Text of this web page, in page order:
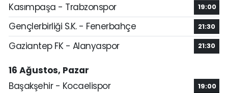
Kasımpaşa - Trabzonspor 19:00
Gençlerbirliği S.K. - Fenerbahçe 21:30
Gaziantep FK - Alanyaspor 21:30
16 Ağustos, Pazar
Başakşehir - Kocaelispor
19:00